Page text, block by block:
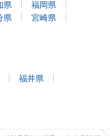
県
福岡県
県
宮崎県
福井県